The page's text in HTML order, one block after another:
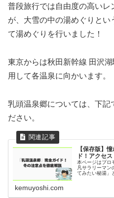
普段旅行では自由度の高いレ
が、大雪の中の湯めぐりと
て湯めぐりを行いました！
東京からは秋田新幹線 田沢
用して各温泉に向かいます。
乳頭温泉郷については、下記
ださい。
【保存版】
ド！アクセ
本ページはプロ
凡サラリーマン
てみたい秘湯」
kemuyoshi.com